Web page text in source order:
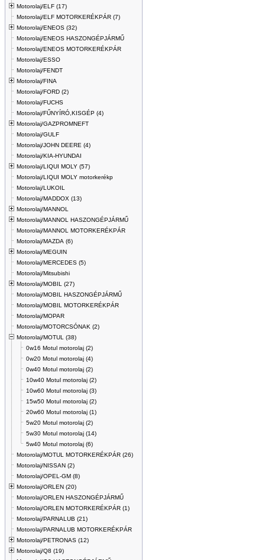
Motorolaj/ELF (17)
Motorolaj/ELF MOTORKERÉKPÁR (7)
Motorolaj/ENEOS (32)
Motorolaj/ENEOS HASZONGÉPJÁRMŰ
Motorolaj/ENEOS MOTORKERÉKPÁR
Motorolaj/ESSO
Motorolaj/FENDT
Motorolaj/FINA
Motorolaj/FORD (2)
Motorolaj/FUCHS
Motorolaj/FŰNYÍRÓ,KISGÉP (4)
Motorolaj/GAZPROMNEFT
Motorolaj/GULF
Motorolaj/JOHN DEERE (4)
Motorolaj/KIA-HYUNDAI
Motorolaj/LIQUI MOLY (57)
Motorolaj/LIQUI MOLY motorkerékp
Motorolaj/LUKOIL
Motorolaj/MADDOX (13)
Motorolaj/MANNOL
Motorolaj/MANNOL HASZONGÉPJÁRMŰ
Motorolaj/MANNOL MOTORKERÉKPÁR
Motorolaj/MAZDA (6)
Motorolaj/MEGUIN
Motorolaj/MERCEDES (5)
Motorolaj/Mitsubishi
Motorolaj/MOBIL (27)
Motorolaj/MOBIL HASZONGÉPJÁRMŰ
Motorolaj/MOBIL MOTORKERÉKPÁR
Motorolaj/MOPAR
Motorolaj/MOTORCSÓNAK (2)
Motorolaj/MOTUL (38)
0w16 Motul motorolaj (2)
0w20 Motul motorolaj (4)
0w40 Motul motorolaj (2)
10w40 Motul motorolaj (2)
10w60 Motul motorolaj (3)
15w50 Motul motorolaj (2)
20w60 Motul motorolaj (1)
5w20 Motul motorolaj (2)
5w30 Motul motorolaj (14)
5w40 Motul motorolaj (6)
Motorolaj/MOTUL MOTORKERÉKPÁR (26)
Motorolaj/NISSAN (2)
Motorolaj/OPEL-GM (8)
Motorolaj/ORLEN (20)
Motorolaj/ORLEN HASZONGÉPJÁRMŰ
Motorolaj/ORLEN MOTORKERÉKPÁR (1)
Motorolaj/PARNALUB (21)
Motorolaj/PARNALUB MOTORKERÉKPÁR
Motorolaj/PETRONAS (12)
Motorolaj/Q8 (19)